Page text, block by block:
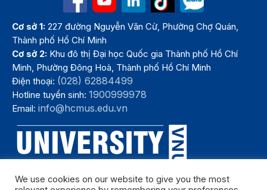
Cơ sở 1: 227 đường Nguyễn Văn Cừ, Phường Chợ Quán,
Thành phố Hồ Chí Minh
Cơ sở 2: Khu đô thị Đại học Quốc gia Thành phố Hồ Chí
Minh, Phường Đông Hoà, Thành phố Hồ Chí Minh
Điện thoại: (028) 62884499
Hotline tuyển sinh:1900999978
Email:info@hcmus.edu.vn
We use cookies on our website to give you the most